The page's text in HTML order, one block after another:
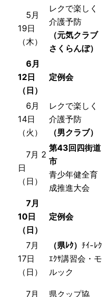
5月
19日
（木）
レクで楽しく
介護予防
（元気クラブ
さくらんぼ）
6月
12日
（日）
定例会
6月
14日
（火）
レクで楽しく
介護予防
（男クラブ）
7月 2
日
（日）
第43回四街道
市
青少年健全育
成推進大会
7月
10日
（日）
定例会
7月
17日
（日）
（県ﾚｸ） ﾁｲ-ﾚｸ
ｴｸｻ講習会・モ
ルック
7月
県クップ協